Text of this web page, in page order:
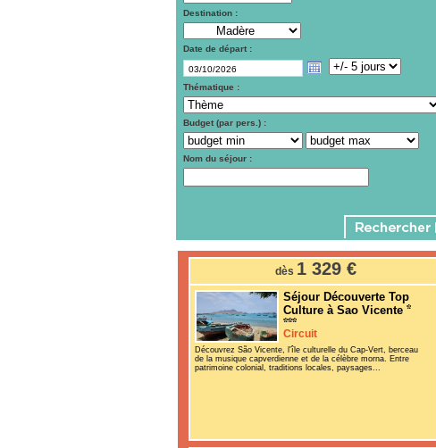
Destination :
Date de départ :
Thématique :
Budget (par pers.) :
Nom du séjour :
dès 1 329 €
Séjour Découverte Top
Culture à Sao Vicente
Circuit
Découvrez São Vicente, l'île culturelle du Cap-Vert, berceau
de la musique capverdienne et de la célèbre morna. Entre
patrimoine colonial, traditions locales, paysages...